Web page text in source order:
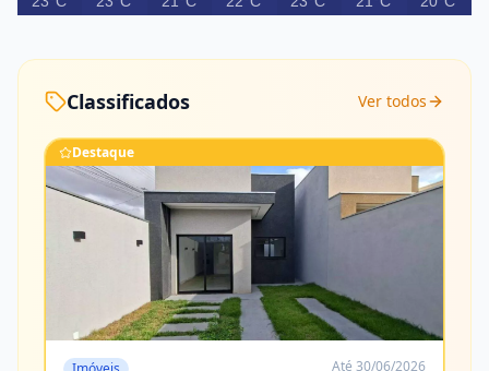
Classificados Ver todos
Destaque
Até 30/06/2026